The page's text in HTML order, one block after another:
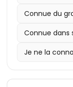
Connue du
Connue dans
Je ne la